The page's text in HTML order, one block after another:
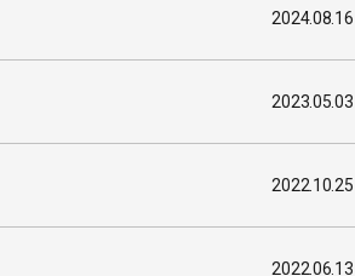
2024.08.16
2023.05.03
2022.10.25
2022.06.13